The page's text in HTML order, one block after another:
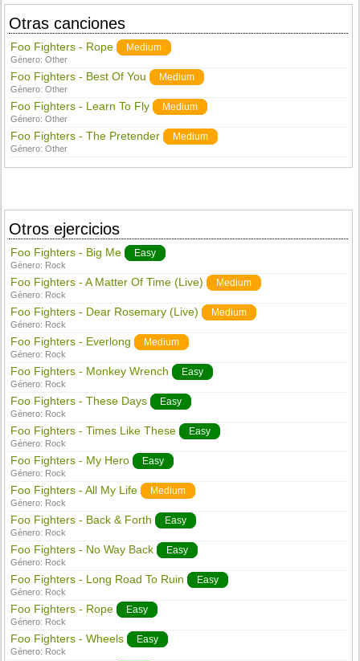
Otras canciones
Foo Fighters - Rope Medium
Género:Other
Foo Fighters - Best Of You Medium
Género:Other
Foo Fighters - Learn To Fly Medium
Género:Other
Foo Fighters - The Pretender Medium
Género:Other
Otros ejercicios
Foo Fighters - Big Me Easy
Género: Rock
Foo Fighters - A Matter Of Time (Live) Medium
Género: Rock
Foo Fighters - Dear Rosemary (Live) Medium
Género: Rock
Foo Fighters - Everlong Medium
Género: Rock
Foo Fighters - Monkey Wrench Easy
Género: Rock
Foo Fighters - These Days Easy
Género: Rock
Foo Fighters - Times Like These Easy
Género: Rock
Foo Fighters - My Hero Easy
Género: Rock
Foo Fighters - All My Life Medium
Género: Rock
Foo Fighters - Back & Forth Easy
Género: Rock
Foo Fighters - No Way Back Easy
Género: Rock
Foo Fighters - Long Road To Ruin Easy
Género: Rock
Foo Fighters - Rope Easy
Género: Rock
Foo Fighters - Wheels Easy
Género: Rock